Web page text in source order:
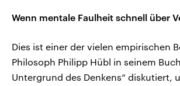
Wenn mentale Faulheit schnell über
Dies ist einer der vielen empirischen
Philosoph Philipp Hübl in seinem
Untergrund des Denkens“ diskutiert,